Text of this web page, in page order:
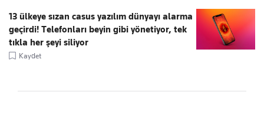
13 ülkeye sızan casus yazılım dünyayı alarma
geçirdi! Telefonları beyin gibi yönetiyor, tek
tıkla her şeyi siliyor
Kaydet